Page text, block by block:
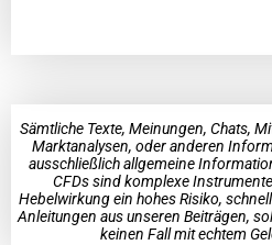
Sämtliche Texte, Meinungen, Chats,
Marktanalysen, oder anderen
ausschließlich allgemeine
CFDs sind komplexe
Hebelwirkung ein hohes Risiko,
Anleitungen aus unseren Beiträgen,
keinen Fall mit echtem